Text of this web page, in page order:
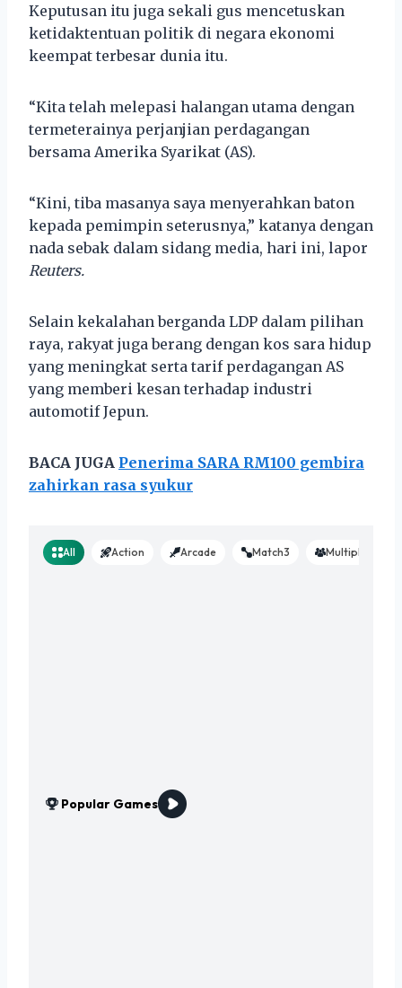
Keputusan itu juga sekali gus mencetuskan
ketidaktentuan politik di negara ekonomi
keempat terbesar dunia itu.
“Kita telah melepasi halangan utama dengan
termeterainya perjanjian perdagangan
bersama Amerika Syarikat (AS).
“Kini, tiba masanya saya menyerahkan baton
kepada pemimpin seterusnya,” katanya dengan
nada sebak dalam sidang media, hari ini, lapor
Reuters.
Selain kekalahan berganda LDP dalam pilihan
raya, rakyat juga berang dengan kos sara hidup
yang meningkat serta tarif perdagangan AS
yang memberi kesan terhadap industri
automotif Jepun.
BACA JUGA Penerima SARA RM100 gembira
zahirkan rasa syukur